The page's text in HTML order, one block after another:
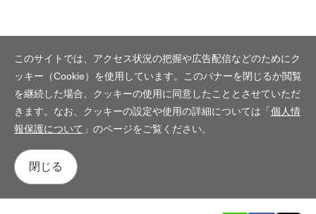
このサイトでは、アクセス状況の把握や広告配信などのためにク
ッキー（Cookie）を使用しています。このバナーを閉じるか閲覧
を継続した場合、クッキーの使用に同意したこととさせていただ
きます。なお、クッキーの設定や使用の詳細については「 個人情
報保護について 」のページをご覧ください。
閉じる